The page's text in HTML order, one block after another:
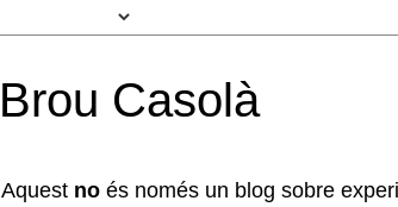
Brou Casolà
Aquest no és només un blog sobre